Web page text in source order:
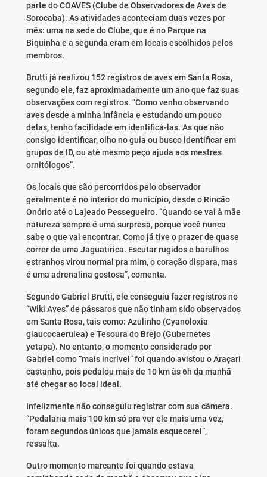
parte do COAVES (Clube de Observadores de Aves de
Sorocaba). As atividades aconteciam duas vezes por
mês: uma na sede do Clube, que é no Parque na
Biquinha e a segunda eram em locais escolhidos pelos
membros.
Brutti já realizou 152 registros de aves em Santa Rosa,
segundo ele, faz aproximadamente um ano que faz suas
observações com registros. “Como venho observando
aves desde a minha infância e estudando um pouco
delas, tenho facilidade em identificá-las. As que não
consigo identificar, olho no guia ou busco identificar em
grupos de ID, ou até mesmo peço ajuda aos mestres
ornitólogos”.
Os locais que são percorridos pelo observador
geralmente é no interior do município, desde o Rincão
Onório até o Lajeado Pessegueiro. “Quando se vai à mãe
natureza sempre é uma surpresa, porque você nunca
sabe o que vai encontrar. Como já tive o prazer de quase
correr de uma Jaguatirica. Escutar rugidos e barulhos
estranhos virou normal pra mim, o coração dispara, mas
é uma adrenalina gostosa”, comenta.
Segundo Gabriel Brutti, ele conseguiu fazer registros no
“Wiki Aves” de pássaros que não tinham sido observados
em Santa Rosa, tais como: Azulinho (Cyanoloxia
glaucocaerulea) e Tesoura do Brejo (Gubernetes
yetapa). No entanto, o momento considerado por
Gabriel como “mais incrível” foi quando avistou o Araçari
castanho, pois pedalou mais de 10 km às 6h da manhã
até chegar ao local ideal.
Infelizmente não conseguiu registrar com sua câmera.
“Pedalaria mais 100 km só pra ver ele mais uma vez,
foram segundos únicos que jamais esquecerei”,
ressalta.
Outro momento marcante foi quando estava